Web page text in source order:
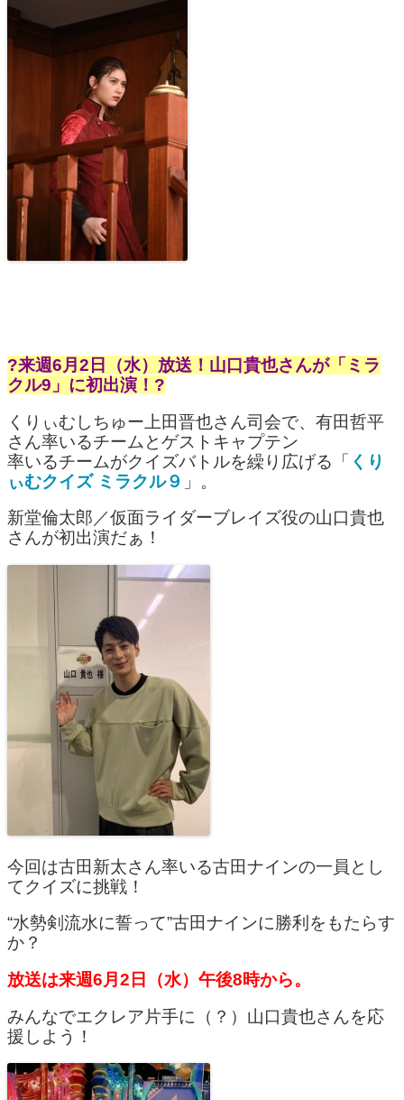
?来週6月2日（水）放送！山口貴也さんが「ミラ
クル9」に初出演！?
くりぃむしちゅー上田晋也さん司会で、有田哲平
さん率いるチームとゲストキャプテン
率いるチームがクイズバトルを繰り広げる「 くり
ぃむクイズ ミラクル９ 」。
新堂倫太郎／仮面ライダーブレイズ役の山口貴也
さんが初出演だぁ！
今回は古田新太さん率いる古田ナインの一員とし
てクイズに挑戦！
“水勢剣流水に誓って”古田ナインに勝利をもたらす
か？
放送は来週6月2日（水）午後8時から。
みんなでエクレア片手に（？）山口貴也さんを応
援しよう！